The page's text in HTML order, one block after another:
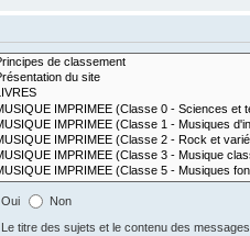
Oui Non
Le titre des sujets et le contenu des messages